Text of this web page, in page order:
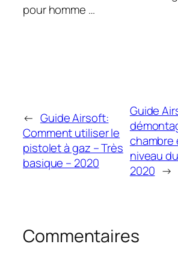
pour homme …
← Guide Airsoft:
Comment utiliser le
pistolet à gaz – Très
basique – 2020
Guide
chambre
niveau
2020 →
Commentaires